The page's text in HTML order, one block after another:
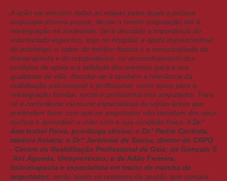
A ação vai valorizar todas as etapas pelas quais a pessoa
amputada deveria passar, desde a recém amputação até à
reintegração na sociedade. Será discutida a importância do
voluntariado especíico, logo no hospital, a ajuda imprescindível
do psicólogo, o saber do médico fisiatra e a minuciosidade do
fisioterapeuta e do ortoprotésico no aconselhamento dos
produtos de apoio e a utilidade dos mesmos para a sua
qualidade de vida. Abordar-se-á também a relevância da
reabilitação psicossocial e profissional, como apoio para a
reintegração familiar, social e profissional dos amputados. Para
tal a conferência vai reunir especialistas de várias áreas que
pretendem fazer com que os amputados não desistam dos seus
sonhos e aprendam a viver com a sua condição física. ADr.ª
Ana Isabel Paiva, psicóloga clínica; o Dr.º Pedro Cantista,
médico fisiatra; o Dr.º Jerónimo de Sousa, diretor do CRPG
- Centro de Reabilitação Profissional de Gaia; de Gonçalo S
´Ant Águeda, Ortoprotésico; e de Adão Ferreira,
fisioterapeuta e especialista em treino de marcha de
amputados , serão assim os oradores da sessão que contará